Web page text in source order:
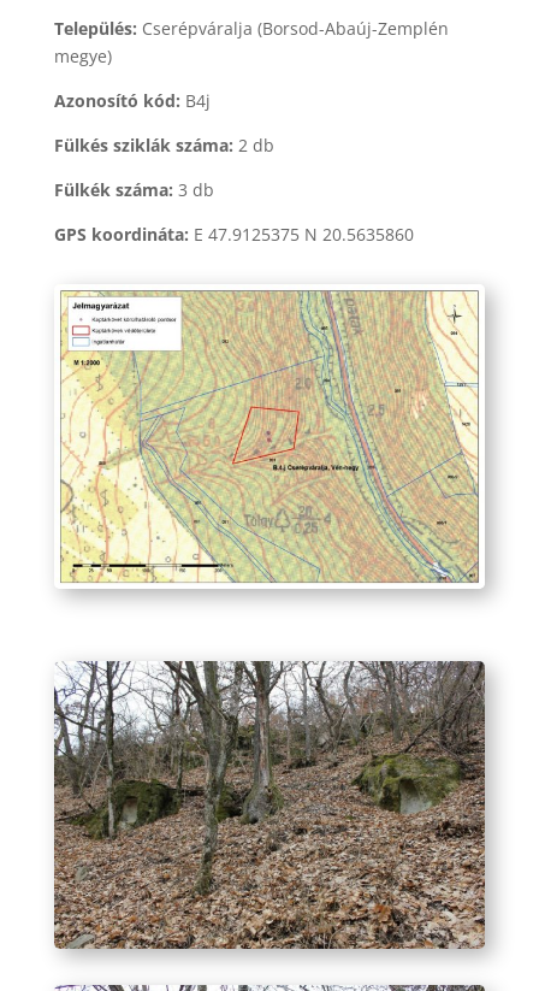
Település: Cserépváralja (Borsod-Abaúj-Zemplén
megye)
Azonosító kód: B4j
Fülkés sziklák száma: 2 db
Fülkék száma: 3 db
GPS koordináta: E 47.9125375 N 20.5635860